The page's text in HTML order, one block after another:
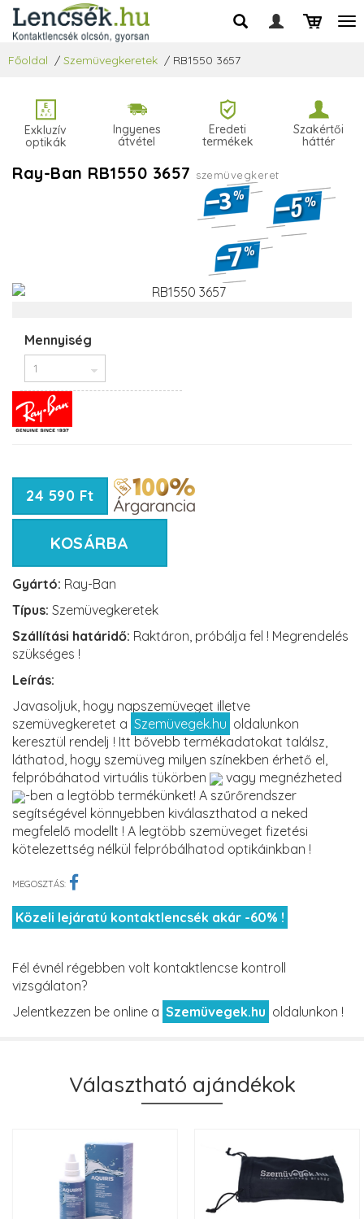
Főoldal / Szemüvegkeretek / RB1550 3657
Exkluzív
optikák
Ingyenes
átvétel
Eredeti
termékek
Szakértői
háttér
Ray-Ban RB1550 3657 szemüvegkeret
Mennyiség
24 590 Ft
KOSÁRBA
Gyártó: Ray-Ban
Típus: Szemüvegkeretek
Szállítási határidő: Raktáron, próbálja fel ! Megrendelés
szükséges !
Leírás:
Javasoljuk, hogy napszemüveget illetve
szemüvegkeretet a Szemüvegek.hu oldalunkon
keresztül rendelj ! Itt bővebb termékadatokat találsz,
láthatod, hogy szemüveg milyen színekben érhető el,
felpróbáhatod virtuális tükörben
vagy megnézheted
-ben a legtöbb termékünket! A szűrőrendszer
segítségével könnyebben kiválaszthatod a neked
megfelelő modellt ! A legtöbb szemüveget fizetési
kötelezettség nélkül felpróbálhatod optikáinkban !
MEGOSZTÁS:
Közeli lejáratú kontaktlencsék akár -60% !
Fél évnél régebben volt kontaktlencse kontroll
vizsgálaton?
Jelentkezzen be online a Szemüvegek.hu oldalunkon !
Választható ajándékok